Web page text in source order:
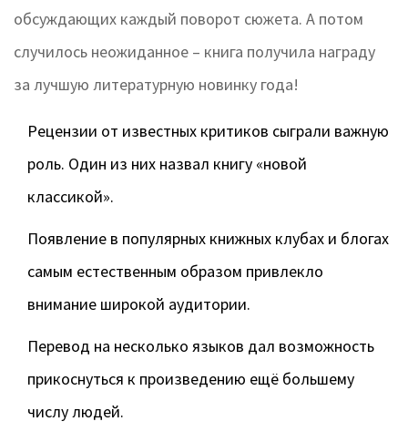
обсуждающих каждый поворот сюжета. А потом
случилось неожиданное – книга получила награду
за лучшую литературную новинку года!
Рецензии от известных критиков сыграли важную
роль. Один из них назвал книгу «новой
классикой».
Появление в популярных книжных клубах и блогах
самым естественным образом привлекло
внимание широкой аудитории.
Перевод на несколько языков дал возможность
прикоснуться к произведению ещё большему
числу людей.